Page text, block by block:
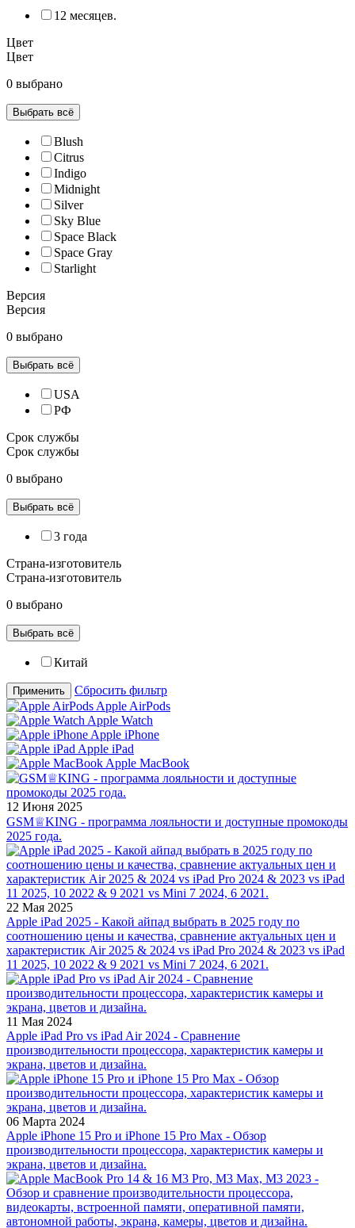
12 месяцев.
Цвет
Цвет
0 выбрано
Выбрать всё
Blush
Citrus
Indigo
Midnight
Silver
Sky Blue
Space Black
Space Gray
Starlight
Версия
Версия
0 выбрано
Выбрать всё
USA
РФ
Срок службы
Срок службы
0 выбрано
Выбрать всё
3 года
Страна-изготовитель
Страна-изготовитель
0 выбрано
Выбрать всё
Китай
Применить
Сбросить фильтр
Apple AirPods
Apple Watch
Apple iPhone
Apple iPad
Apple MacBook
12 Июня 2025
GSM♕KING - программа лояльности и доступные промокоды
2025 года.
22 Мая 2025
Apple iPad 2025 - Какой айпад выбрать в 2025 году по
соотношению цены и качества, сравнение актуальных цен и
характеристик Air 2025 & 2024 vs iPad Pro 2024 & 2023 vs iPad
11 2025, 10 2022 & 9 2021 vs Mini 7 2024, 6 2021.
11 Мая 2024
Apple iPad Pro vs iPad Air 2024 - Сравнение
производительности процессора, характеристик камеры и
экрана, цветов и дизайна.
06 Марта 2024
Apple iPhone 15 Pro и iPhone 15 Pro Max - Обзор
производительности процессора, характеристик камеры и
экрана, цветов и дизайна.